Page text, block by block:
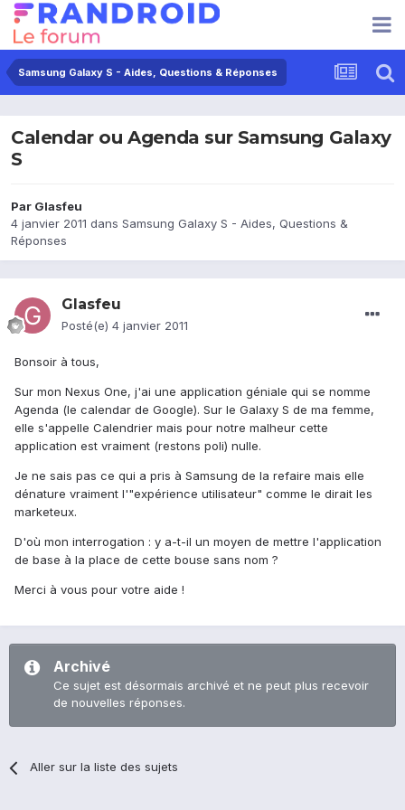
Samsung Galaxy S - Aides, Questions & Réponses
Calendar ou Agenda sur Samsung Galaxy
S
Par Glasfeu
4 janvier 2011 dans Samsung Galaxy S - Aides, Questions &
Réponses
Glasfeu
Posté(e) 4 janvier 2011
Bonsoir à tous,
Sur mon Nexus One, j'ai une application géniale qui se nomme
Agenda (le calendar de Google). Sur le Galaxy S de ma femme,
elle s'appelle Calendrier mais pour notre malheur cette
application est vraiment (restons poli) nulle.
Je ne sais pas ce qui a pris à Samsung de la refaire mais elle
dénature vraiment l'"expérience utilisateur" comme le dirait les
marketeux.
D'où mon interrogation : y a-t-il un moyen de mettre l'application
de base à la place de cette bouse sans nom ?
Merci à vous pour votre aide !
Archivé
Ce sujet est désormais archivé et ne peut plus recevoir
de nouvelles réponses.
Aller sur la liste des sujets